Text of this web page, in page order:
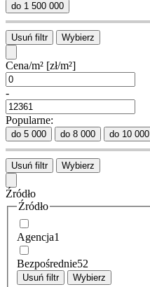
do 1 500 000
Usuń filtr Wybierz
Cena/m² [zł/m²]
-
Popularne:
do 5 000 do 8 000 do 10 000
Usuń filtr Wybierz
Źródło
Źródło
Agencja1
Bezpośrednie52
Usuń filtr Wybierz